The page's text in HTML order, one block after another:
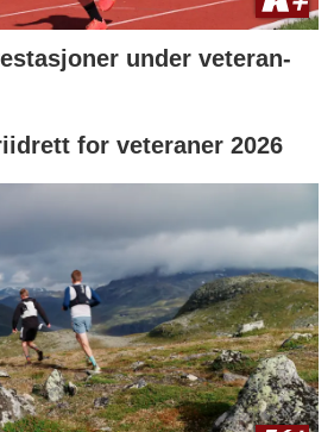
under veteran-
for veteraner 2026